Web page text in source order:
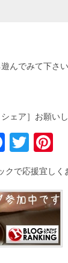
んでみて下さい
ェア］お願い
F
c
e
b
o
T
wi
tt
er
nt
e
st
クで応援宜しく